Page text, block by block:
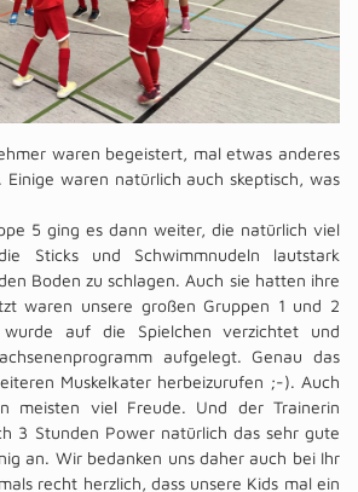
waren begeistert, mal etwas anderes
Einige waren natürlich auch skeptisch, was
5 ging es dann weiter, die natürlich viel
Sticks und Schwimmnudeln lautstark
Boden zu schlagen. Auch sie hatten ihre
waren unsere großen Gruppen 1 und 2
auf die Spielchen verzichtet und
aufgelegt. Genau das
Muskelkater herbeizurufen ;-). Auch
meisten viel Freude. Und der Trainerin
3 Stunden Power natürlich das sehr gute
an. Wir bedanken uns daher auch bei Ihr
recht herzlich, dass unsere Kids mal ein